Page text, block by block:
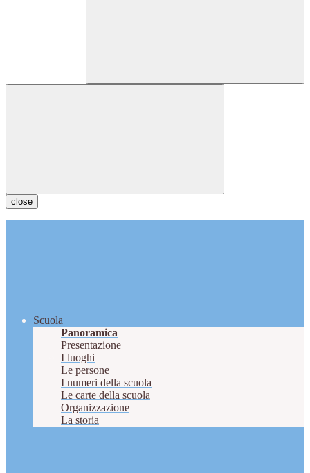
close
Scuola
Panoramica
Presentazione
I luoghi
Le persone
I numeri della scuola
Le carte della scuola
Organizzazione
La storia